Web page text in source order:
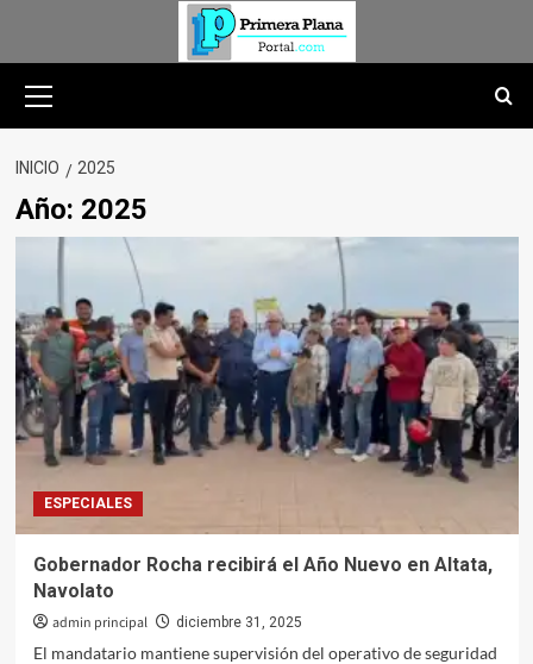
primario
INICIO 2025
Año: 2025
ESPECIALES
Gobernador Rocha recibirá el Año Nuevo en Altata,
Navolato
admin principal diciembre 31, 2025
El mandatario mantiene supervisión del operativo de seguridad